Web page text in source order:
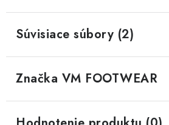
Súvisiace súbory (2)
Značka VM FOOTWEAR